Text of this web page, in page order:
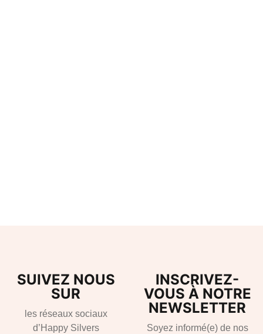
SUIVEZ NOUS
SUR
les réseaux sociaux
d’Happy Silvers
INSCRIVEZ-
VOUS À NOTRE
NEWSLETTER
Soyez informé(e) de nos